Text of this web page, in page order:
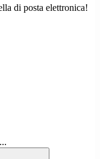
di posta elettronica!